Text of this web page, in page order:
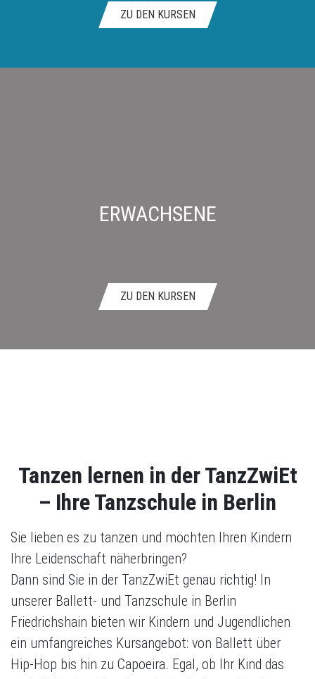
ZU DEN KURSEN
ERWACHSENE
ZU DEN KURSEN
Tanzen lernen in der TanzZwiEt
– Ihre Tanzschule in Berlin
Sie lieben es zu tanzen und möchten Ihren Kindern
Ihre Leidenschaft näherbringen?
Dann sind Sie in der TanzZwiEt genau richtig! In
unserer Ballett- und Tanzschule in Berlin
Friedrichshain bieten wir Kindern und Jugendlichen
ein umfangreiches Kursangebot: von Ballett über
Hip-Hop bis hin zu Capoeira. Egal, ob Ihr Kind das